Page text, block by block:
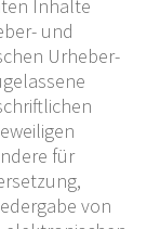
Inhalte
und
Urheber-
für
von